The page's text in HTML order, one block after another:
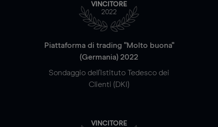
VINCITORE
2022
Piattaforma di trading "Molto buona"
(Germania) 2022
Sondaggio dell'Istituto Tedesco dei
Clienti (DKI)
VINCITORE